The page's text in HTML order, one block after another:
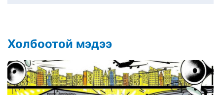
Холбоотой мэдээ